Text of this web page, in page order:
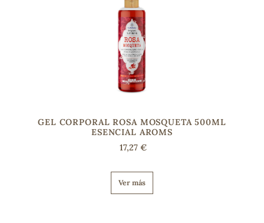
GEL CORPORAL ROSA MOSQUETA 500ML
ESENCIAL AROMS
17,27 €
Ver más